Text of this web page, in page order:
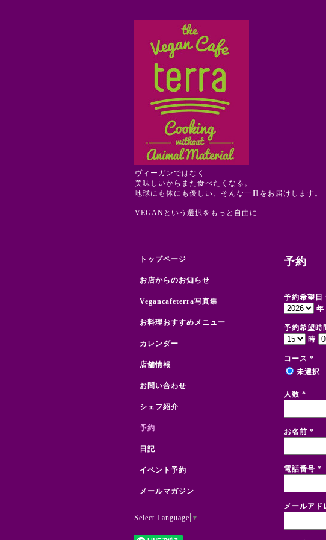
ヴィーガンではなく
美味しいからまた食べたくなる。
地球にも体にも優しい、そんな一皿をお届けします。
VEGANという選択をもっと自由に
予約
予約希望日
年
予約希望時
時
コース *
未選択
人数 *
お名前 *
電話番号 *
メールアド
トップページ
お店からのお知らせ
Vegancafeterra写真集
お料理おすすめメニュー
カレンダー
店舗情報
お問い合わせ
シェフ紹介
予約
日記
イベント予約
メールマガジン
Select Language ▼